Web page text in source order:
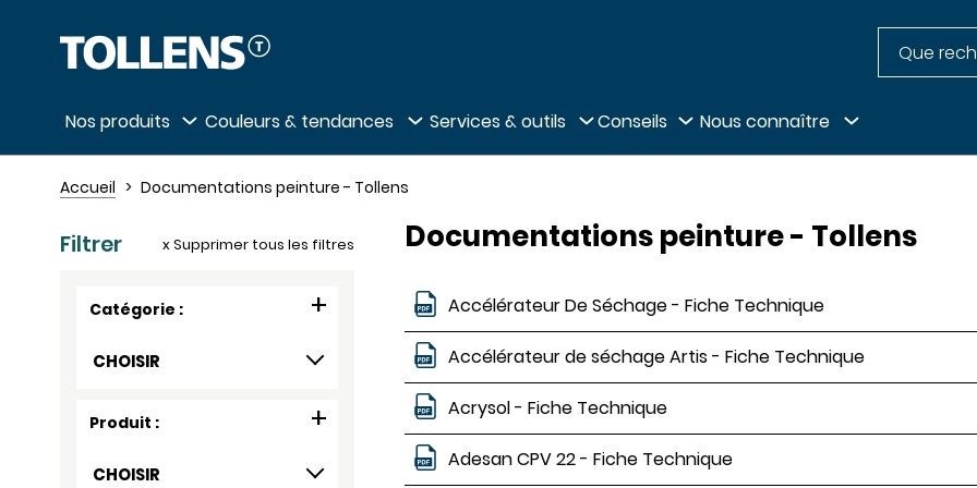
Passer la liste des magasins et aller au pied de page
Nos produits Couleurs & tendances Services & outils Conseils Nous connaître
Accueil Documentations peinture - Tollens
Filtrer x Supprimer tous les filtres
Catégorie :
CHOISIR
Produit :
CHOISIR
Documentations peinture - Tollens
Accélérateur De Séchage - Fiche Technique
Accélérateur de séchage Artis - Fiche Technique
Acrysol - Fiche Technique
Adesan CPV 22 - Fiche Technique